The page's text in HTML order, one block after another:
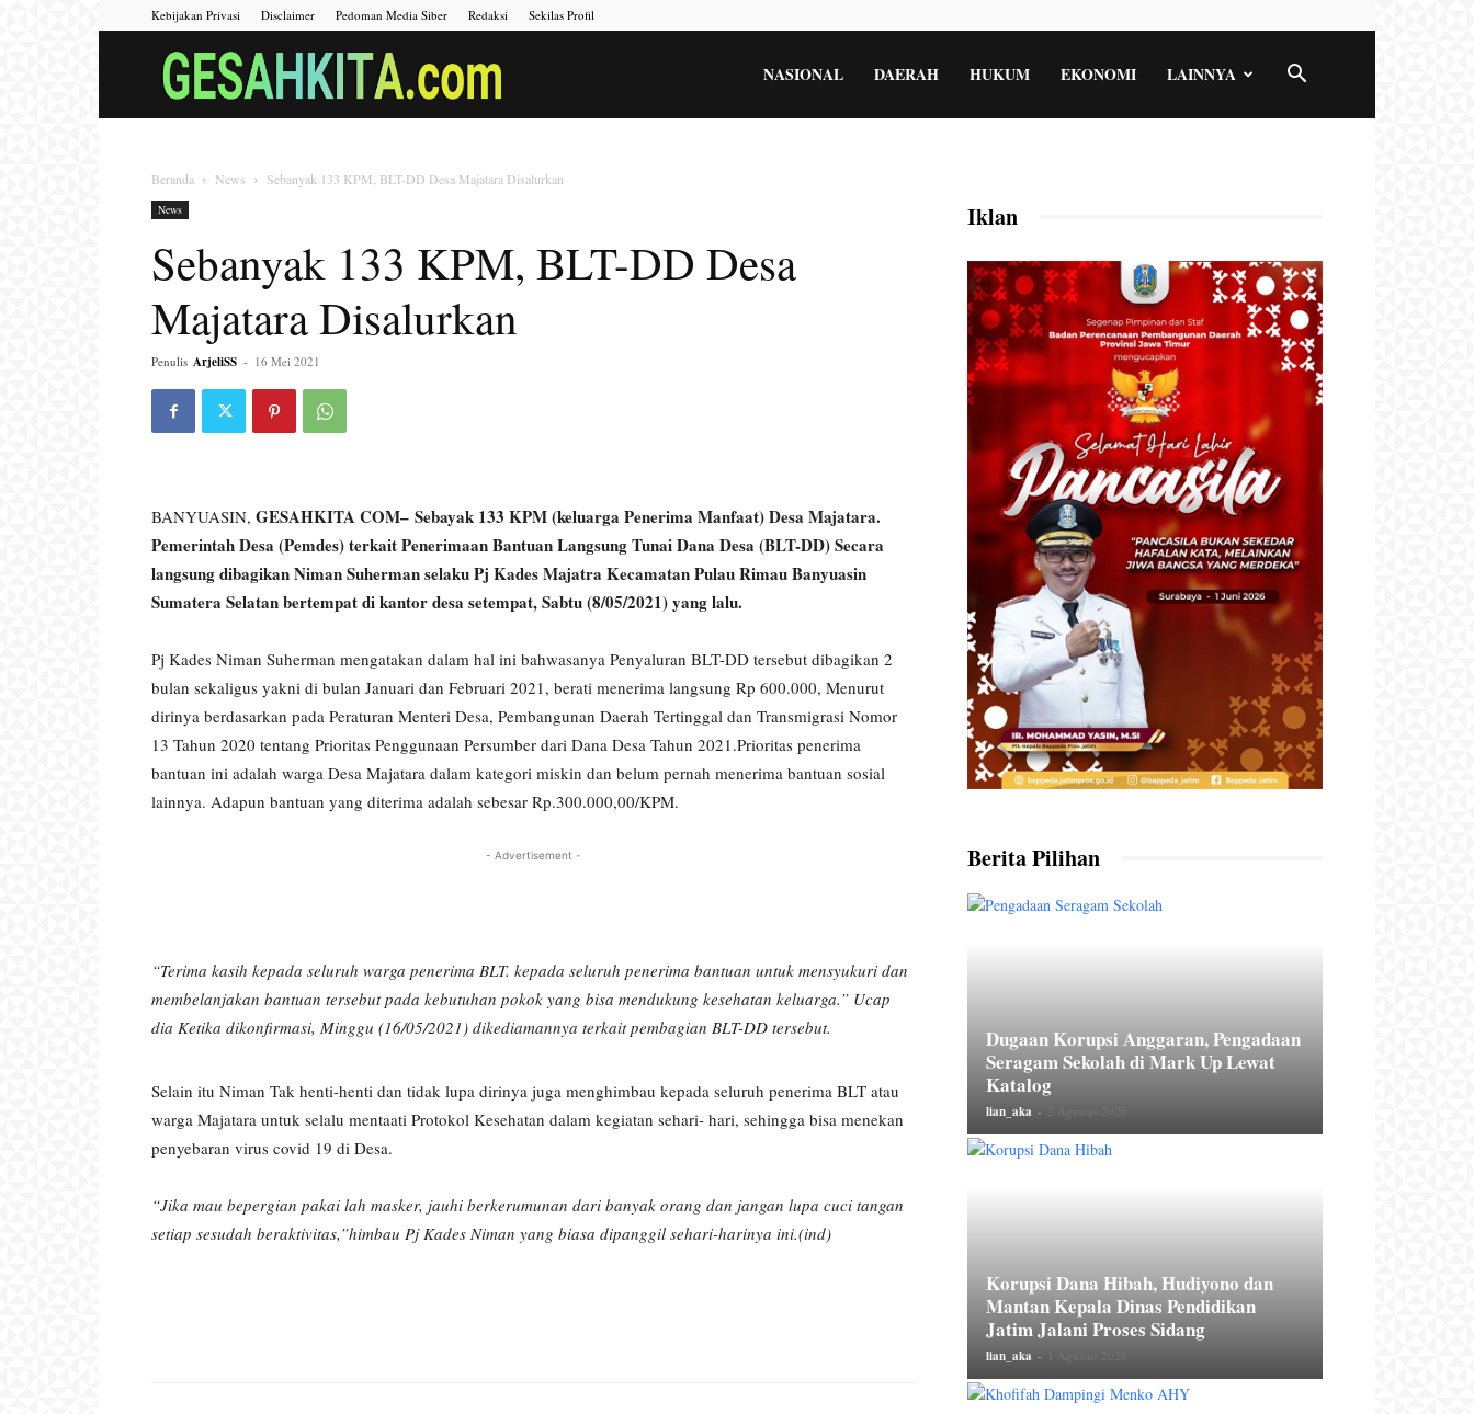
Kebijakan Privasi Disclaimer Pedoman Media Siber Redaksi Sekilas Profil
Menara
NASIONAL DAERAH HUKUM EKONOMI LAINNYA
Beranda News Sebanyak 133 KPM, BLT-DD Desa Majatara Disalurkan
News
Sebanyak 133 KPM, BLT-DD Desa
Majatara Disalurkan
Penulis ArjeliSS - 16 Mei 2021
BANYUASIN, GESAHKITA COM– Sebayak 133 KPM (keluarga Penerima Manfaat) Desa Majatara.
Pemerintah Desa (Pemdes) terkait Penerimaan Bantuan Langsung Tunai Dana Desa (BLT-DD) Secara
langsung dibagikan Niman Suherman selaku Pj Kades Majatra Kecamatan Pulau Rimau Banyuasin
Sumatera Selatan bertempat di kantor desa setempat, Sabtu (8/05/2021) yang lalu.
Pj Kades Niman Suherman mengatakan dalam hal ini bahwasanya Penyaluran BLT-DD tersebut dibagikan 2
bulan sekaligus yakni di bulan Januari dan Februari 2021, berati menerima langsung Rp 600.000, Menurut
dirinya berdasarkan pada Peraturan Menteri Desa, Pembangunan Daerah Tertinggal dan Transmigrasi Nomor
13 Tahun 2020 tentang Prioritas Penggunaan Persumber dari Dana Desa Tahun 2021.Prioritas penerima
bantuan ini adalah warga Desa Majatara dalam kategori miskin dan belum pernah menerima bantuan sosial
lainnya. Adapun bantuan yang diterima adalah sebesar Rp.300.000,00/KPM.
- Advertisement -
“Terima kasih kepada seluruh warga penerima BLT. kepada seluruh penerima bantuan untuk mensyukuri dan
membelanjakan bantuan tersebut pada kebutuhan pokok yang bisa mendukung kesehatan keluarga.” Ucap
dia Ketika dikonfirmasi, Minggu (16/05/2021) dikediamannya terkait pembagian BLT-DD tersebut.
Selain itu Niman Tak henti-henti dan tidak lupa dirinya juga menghimbau kepada seluruh penerima BLT atau
warga Majatara untuk selalu mentaati Protokol Kesehatan dalam kegiatan sehari- hari, sehingga bisa menekan
penyebaran virus covid 19 di Desa.
“Jika mau bepergian pakai lah masker, jauhi berkerumunan dari banyak orang dan jangan lupa cuci tangan
setiap sesudah beraktivitas,”himbau Pj Kades Niman yang biasa dipanggil sehari-harinya ini.(ind)
Iklan
Berita Pilihan
Dugaan Korupsi Anggaran, Pengadaan
Seragam Sekolah di Mark Up Lewat
Katalog
lian_aka -
Korupsi Dana Hibah, Hudiyono dan
Mantan Kepala Dinas Pendidikan
Jatim Jalani Proses Sidang
lian_aka -